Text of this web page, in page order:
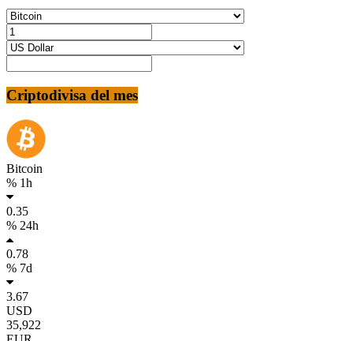
Criptodivisa del mes
Bitcoin
% 1h
0.35
% 24h
0.78
% 7d
3.67
USD
35,922